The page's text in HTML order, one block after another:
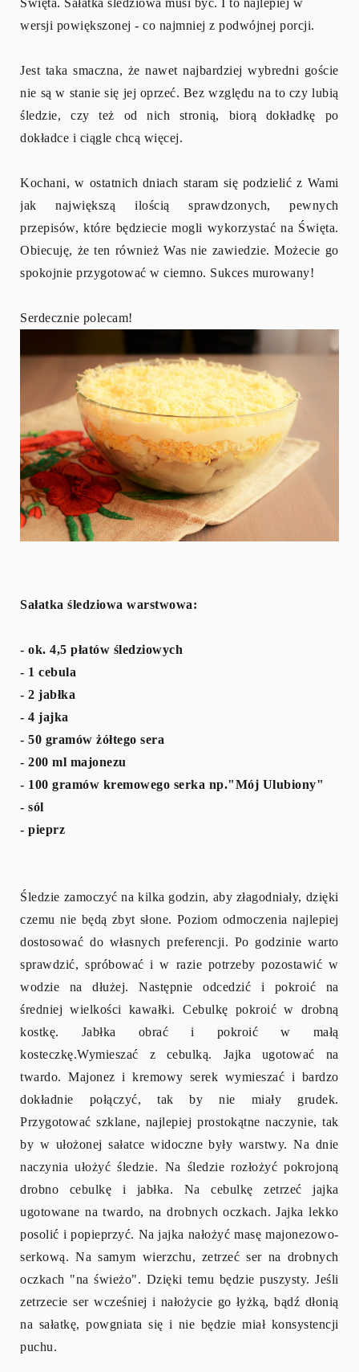
Święta. Sałatka śledziowa musi być. I to najlepiej w
wersji powiększonej - co najmniej z podwójnej porcji.
Jest taka smaczna, że nawet najbardziej wybredni goście
nie są w stanie się jej oprzeć. Bez względu na to czy lubią
śledzie, czy też od nich stronią, biorą dokładkę po
dokładce i ciągle chcą więcej.
Kochani, w ostatnich dniach staram się podzielić z Wami
jak największą ilością sprawdzonych, pewnych
przepisów, które będziecie mogli wykorzystać na Święta.
Obiecuję, że ten również Was nie zawiedzie. Możecie go
spokojnie przygotować w ciemno. Sukces murowany!
Serdecznie polecam!
Sałatka śledziowa warstwowa:
- ok. 4,5 płatów śledziowych
- 1 cebula
- 2 jabłka
- 4 jajka
- 50 gramów żółtego sera
- 200 ml majonezu
- 100 gramów kremowego serka np."Mój Ulubiony"
- sól
- pieprz
Śledzie zamoczyć na kilka godzin, aby złagodniały, dzięki
czemu nie będą zbyt słone. Poziom odmoczenia najlepiej
dostosować do własnych preferencji. Po godzinie warto
sprawdzić, spróbować i w razie potrzeby pozostawić w
wodzie na dłużej. Następnie odcedzić i pokroić na
średniej wielkości kawałki. Cebulkę pokroić w drobną
kostkę. Jabłka obrać i pokroić w małą
kosteczkę.Wymieszać z cebulką.
Jajka ugotować na
twardo. Majonez i kremowy serek wymieszać i bardzo
dokładnie połączyć, tak by nie miały grudek.
Przygotować szklane, najlepiej prostokątne naczynie, tak
by w ułożonej sałatce widoczne były warstwy. Na dnie
naczynia ułożyć śledzie. Na śledzie rozłożyć pokrojoną
drobno cebulkę i jabłka. Na cebulkę zetrzeć jajka
ugotowane na twardo, na drobnych oczkach. Jajka lekko
posolić i popieprzyć. Na jajka nałożyć masę majonezowo-
serkową. Na samym wierzchu, zetrzeć ser na drobnych
oczkach "na świeżo". Dzięki temu będzie puszysty. Jeśli
zetrzecie ser wcześniej i nałożycie go łyżką, bądź dłonią
na sałatkę, powgniata się i nie będzie miał konsystencji
puchu.